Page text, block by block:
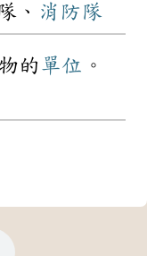
、 消防隊
的 單位 。